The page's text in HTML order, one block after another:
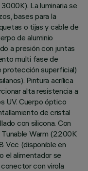
La luminaria se
bases para la
o tijas y cable de
de aluminio
a presión con juntas
multi fase de
protección superficial)
Pintura acrílica
alta resistencia a
UV. Cuerpo óptico
de cristal
con silicona. Con
Warm (2200K
Vcc (disponible en
el alimentador se
con virola